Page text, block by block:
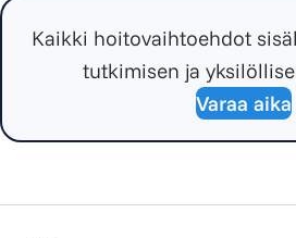
Kaikki hoitovaihtoehdot
tutkimisen ja
Varaa aika